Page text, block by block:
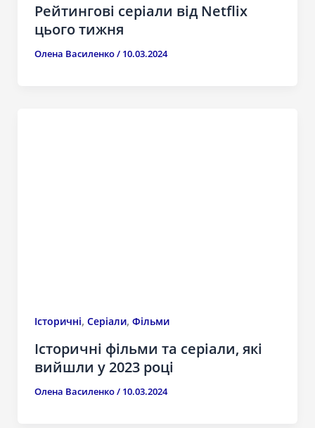
Рейтингові серіали від Netflix
цього тижня
Олена Василенко/ 10.03.2024
Історичні, Серіали, Фільми
Історичні фільми та серіали, які
вийшли у 2023 році
Олена Василенко/ 10.03.2024